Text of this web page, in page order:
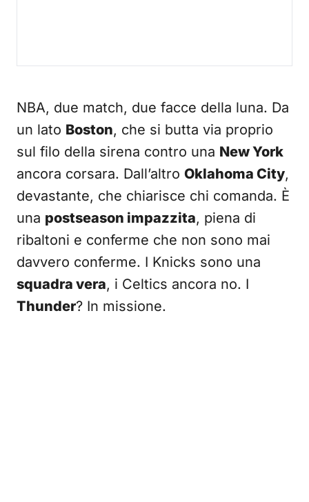
NBA, due match, due facce della luna. Da
un lato Boston, che si butta via proprio
sul filo della sirena contro una New York
ancora corsara. Dall’altro Oklahoma City,
devastante, che chiarisce chi comanda. È
una postseason impazzita, piena di
ribaltoni e conferme che non sono mai
davvero conferme. I Knicks sono una
squadra vera, i Celtics ancora no. I
Thunder? In missione.